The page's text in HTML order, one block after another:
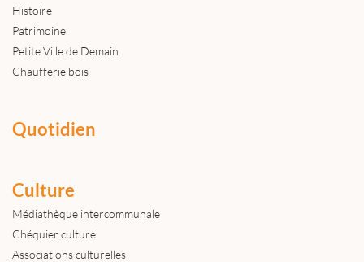
Histoire
Patrimoine
Petite Ville de Demain
Chaufferie bois
Quotidien
Culture
Médiathèque intercommunale
Chéquier culturel
Associations culturelles